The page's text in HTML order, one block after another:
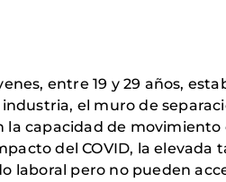
entre 19 y 29 años,
el muro de
capacidad de
del COVID, la
laboral pero no pueden